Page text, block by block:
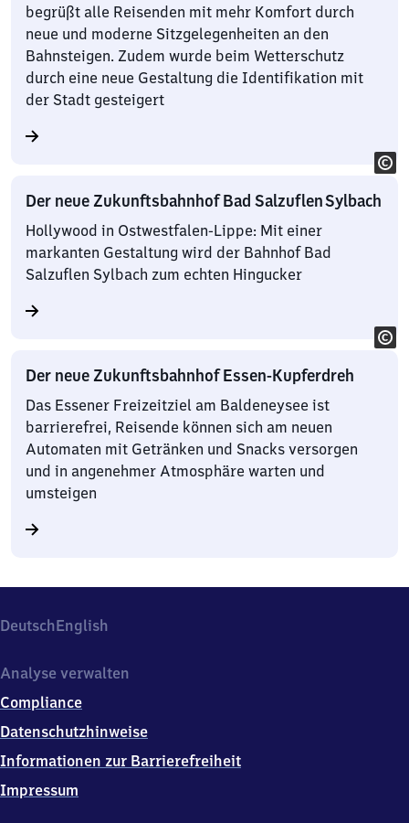
begrüßt alle Reisenden mit mehr Komfort durch
neue und moderne Sitzgelegenheiten an den
Bahnsteigen. Zudem wurde beim Wetterschutz
durch eine neue Gestaltung die Identifikation mit
der Stadt gesteigert
Der neue Zukunftsbahnhof Bad Salzuflen Sylbach
Hollywood in Ostwestfalen-Lippe: Mit einer
markanten Gestaltung wird der Bahnhof Bad
Salzuflen Sylbach zum echten Hingucker
Der neue Zukunftsbahnhof Essen-Kupferdreh
Das Essener Freizeitziel am Baldeneysee ist
barrierefrei, Reisende können sich am neuen
Automaten mit Getränken und Snacks versorgen
und in angenehmer Atmosphäre warten und
umsteigen
DeutschEnglish
Analyse verwalten
Compliance
Datenschutzhinweise
Informationen zur Barrierefreiheit
Impressum